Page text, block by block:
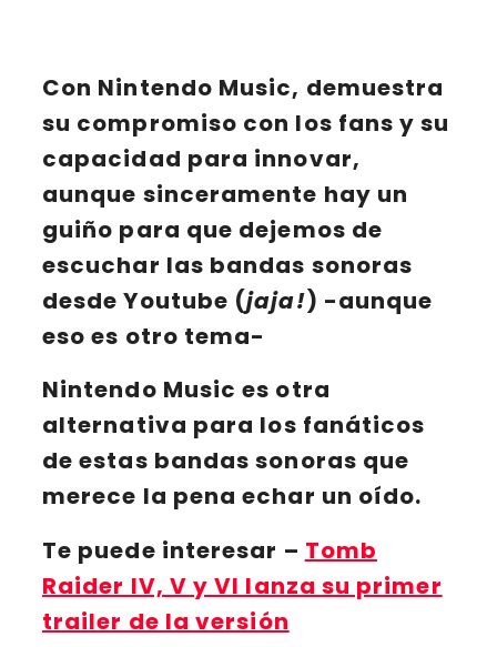
Con Nintendo Music, demuestra
su compromiso con los fans y su
capacidad para innovar,
aunque sinceramente hay un
guiño para que dejemos de
escuchar las bandas sonoras
desdeYoutube (jaja!) -aunque
eso es otro tema-
Nintendo Music es otra
alternativa para los fanáticos
de estas bandas sonoras que
merece la pena echar un oído.
Te puede interesar – Tomb
Raider IV, V y VI lanza su primer
trailer de la versión